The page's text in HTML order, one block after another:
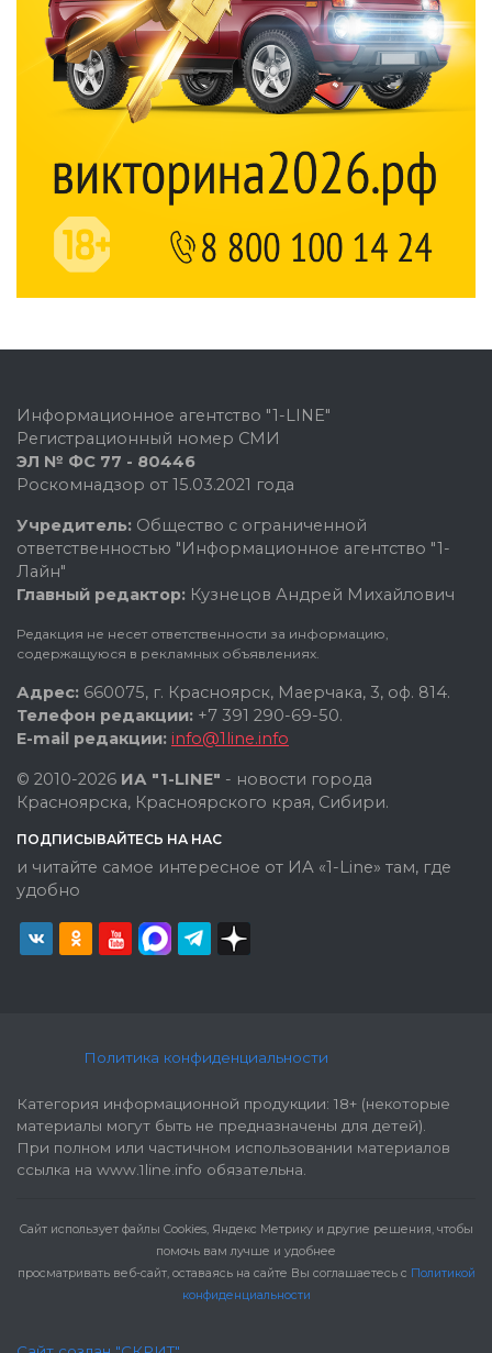
Информационное агентство "1-LINE"
Регистрационный номер СМИ
ЭЛ № ФС 77 - 80446
Роскомнадзор от 15.03.2021 года
Учредитель: Общество с ограниченной
ответственностью "Информационное агентство "1-
Лайн"
Главный редактор: Кузнецов Андрей Михайлович
Редакция не несет ответственности за информацию,
содержащуюся в рекламных объявлениях.
Адрес: 660075, г. Красноярск, Маерчака, 3, оф. 814.
Телефон редакции: +7 391 290-69-50.
E-mail редакции: info@1line.info
© 2010-2026 ИА "1-LINE" - новости города
Красноярска, Красноярского края, Сибири.
ПОДПИСЫВАЙТЕСЬ НА НАС
и читайте самое интересное от ИА «1-Line» там, где
удобно
Политика конфиденциальности
Категория информационной продукции: 18+ (некоторые
материалы могут быть не предназначены для детей).
При полном или частичном использовании материалов
ссылка на www.1line.info обязательна.
Cайт использует файлы Cookies, Яндекс Метрику и другие решения, чтобы
помочь вам лучше и удобнее
просматривать веб-сайт, оставаясь на сайте Вы соглашаетесь с Политикой
конфиденциальности